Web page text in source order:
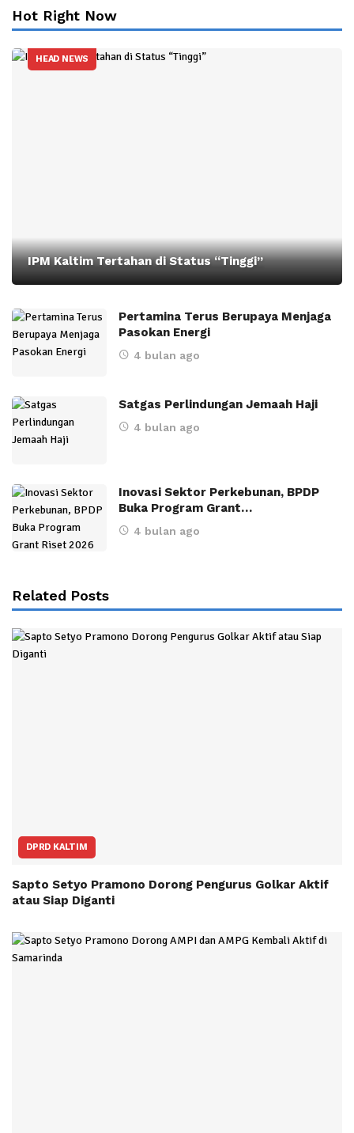
Hot Right Now
HEAD NEWS
IPM Kaltim Tertahan di Status “Tinggi”
Pertamina Terus Berupaya Menjaga
Pasokan Energi
4 bulan ago
Satgas Perlindungan Jemaah Haji
4 bulan ago
Inovasi Sektor Perkebunan, BPDP
Buka Program Grant…
4 bulan ago
Related Posts
DPRD KALTIM
Sapto Setyo Pramono Dorong Pengurus Golkar Aktif
atau Siap Diganti